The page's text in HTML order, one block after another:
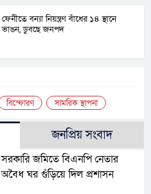
ফেনীতে বন্যা নিয়ন্ত্রণ বাঁধের ১৪ স্থানে
ভাঙন, ডুবছে জনপদ
বিস্ফোরণ সামরিক স্থাপনা
জনপ্রিয় সংবাদ
সরকারি জমিতে বিএনপি নেতার
অবৈধ ঘর গুঁড়িয়ে দিল প্রশাসন